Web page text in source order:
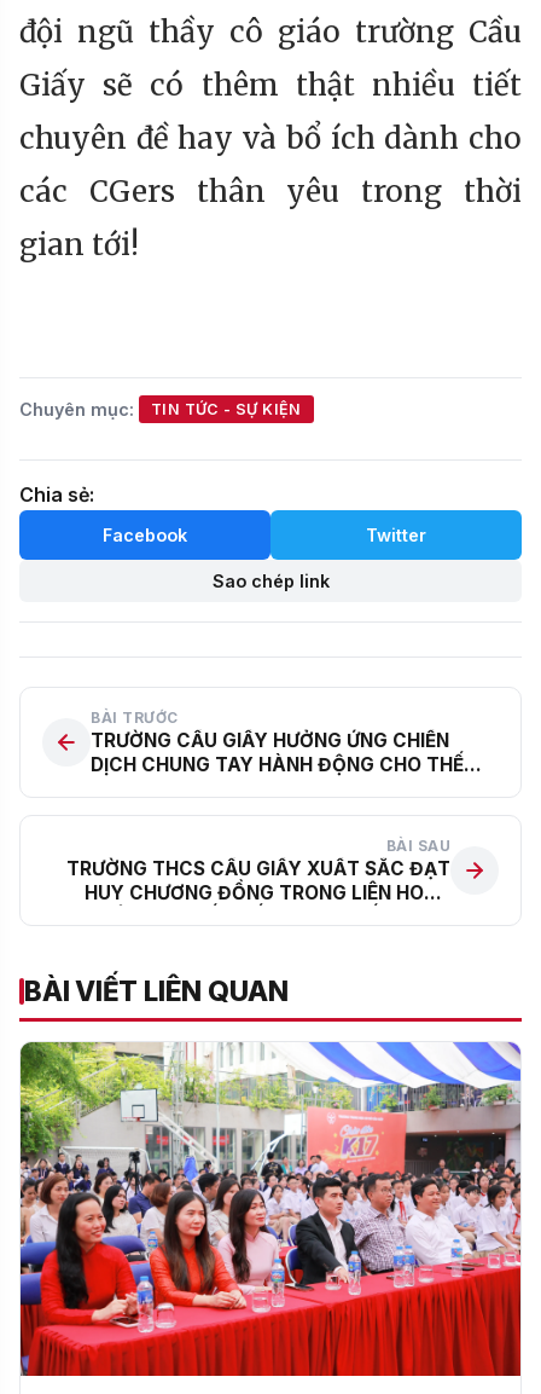
đội ngũ thầy cô giáo trường Cầu
Giấy sẽ có thêm thật nhiều tiết
chuyên đề hay và bổ ích dành cho
các CGers thân yêu trong thời
gian tới!
Chuyên mục: TIN TỨC - SỰ KIỆN
Chia sẻ:
Facebook Twitter
Sao chép link
BÀI TRƯỚC
TRƯỜNG CẦU GIẤY HƯỞNG ỨNG CHIẾN
DỊCH CHUNG TAY HÀNH ĐỘNG CHO THẾ
BÀI SAU
TRƯỜNG THCS CẦU GIẤY XUẤT SẮC ĐẠT
HUY CHƯƠNG ĐỒNG TRONG LIÊN HOAN
BÀI VIẾT LIÊN QUAN